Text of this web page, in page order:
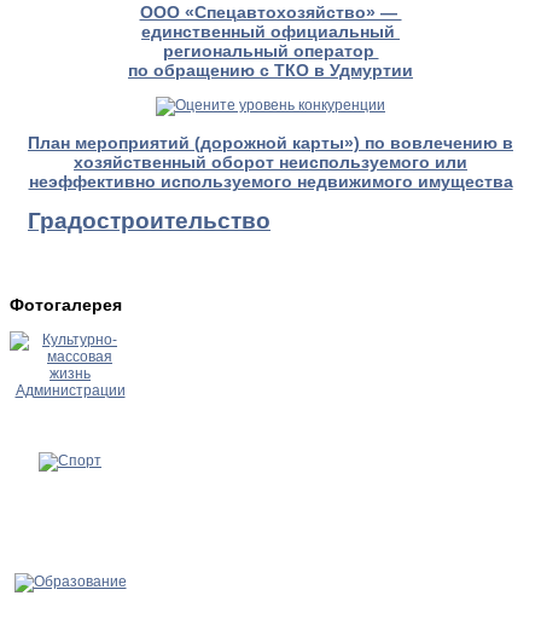
ООО «Спецавтохозяйство» —
единственный официальный
региональный оператор
по обращению с ТКО в Удмуртии
План мероприятий (дорожной карты») по вовлечению в
хозяйственный оборот неиспользуемого или
неэффективно используемого недвижимого имущества
Градостроительство
Фотогалерея